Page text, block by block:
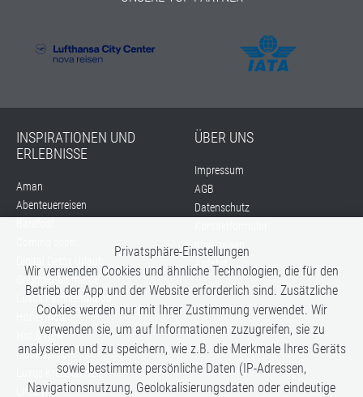
INSPIRATIONEN UND
ERLEBNISSE
Aman
Abenteuerreisen
Gourmet-Momente
Luxus Familienurlaub
Honeymoon
Hot & New
Hüttenzauber
Luxus Kreuzfahrten
Lifestyle
ÜBER UNS
Impressum
AGB
Datenschutz
nova reisen
Anfahrt
Privatsphäre-Einstellungen
Wir verwenden Cookies und ähnliche Technologien, die für den
Betrieb der App und der Website erforderlich sind. Zusätzliche
Cookies werden nur mit Ihrer Zustimmung verwendet. Wir
verwenden sie, um auf Informationen zuzugreifen, sie zu
analysieren und zu speichern, wie z.B. die Merkmale Ihres Geräts
sowie bestimmte persönliche Daten (IP-Adressen,
Navigationsnutzung, Geolokalisierungsdaten oder eindeutige